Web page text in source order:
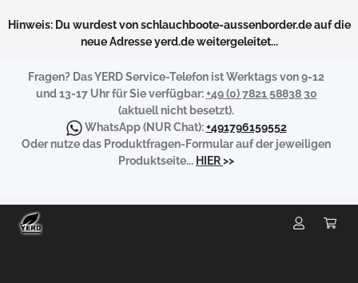
Hinweis: Du wurdest von schlauchboote-aussenborder.de auf die
neue Adresse yerd.de weitergeleitet...
Fragen? Das YERD Service-Telefon ist Werktags von 9-12
und 13-17 Uhr für Sie verfügbar:+49 (0) 7821 58838 30
(aktuell nicht besetzt).
WhatsApp(NUR Chat):+491796159552
Oder nutze das Produktfragen-Formular auf der jeweiligen
Produktseite... HIER>>